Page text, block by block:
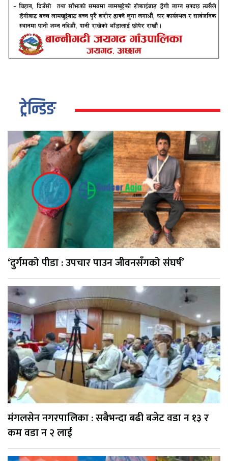
ट्रेन्डिङ
‘दुर्गमको पीडा : उपचार पाउन जीवनसँगको संघर्ष’
मंगलसेन नगरपालिका : सबैभन्दा बढी बजेट वडा न १३ र
कम वडा न २ लाई